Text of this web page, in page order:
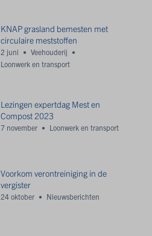
KNAP grasland bemesten met
circulaire meststoffen
2 juni
Veehouderij
Loonwerk en transport
Lezingen expertdag Mest en
Compost 2023
7 november Loonwerk en transport
Voorkom verontreiniging in de
vergister
24 oktober Nieuwsberichten